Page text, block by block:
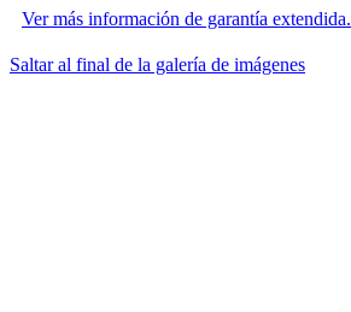
Ver más información de garantía extendida.
Saltar al final de la galería de imágenes